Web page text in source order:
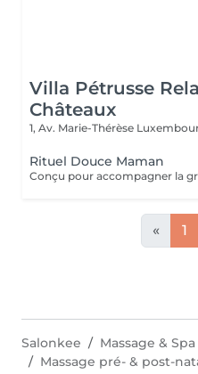
Villa Pétrusse
Châteaux
1, Av. Marie-Thérèse
Rituel Douce Maman
« 1
Salonkee Massage & Spa
Massage pré- & post-